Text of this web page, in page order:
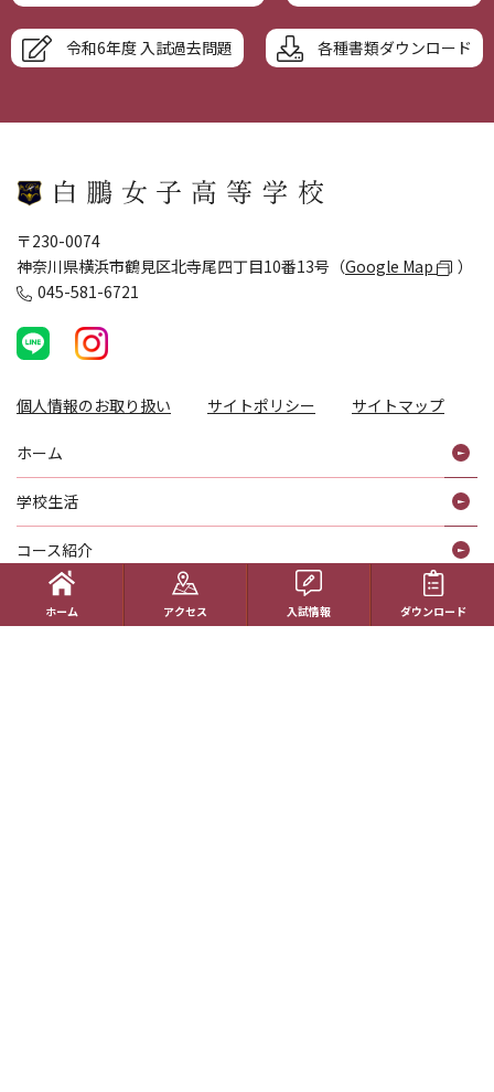
令和6年度 入試過去問題 各種書類ダウンロード
〒230-0074
神奈川県横浜市鶴見区北寺尾四丁目10番13号（Google Map
）
045-581-6721
個人情報のお取り扱い サイトポリシー サイトマップ
ホーム
学校生活
コース紹介
国際理解教育
ホーム アクセス 入試情報 ダウンロード